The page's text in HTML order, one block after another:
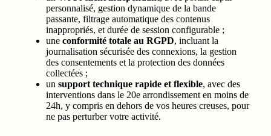
personnalisé, gestion dynamique de la bande
passante, filtrage automatique des contenus
inappropriés, et durée de session configurable ;
une conformité totale au RGPD, incluant la
journalisation sécurisée des connexions, la gestion
des consentements et la protection des données
collectées ;
un support technique rapide et flexible, avec des
interventions dans le 20e arrondissement en moins de
24h, y compris en dehors de vos heures creuses, pour
ne pas perturber votre activité.